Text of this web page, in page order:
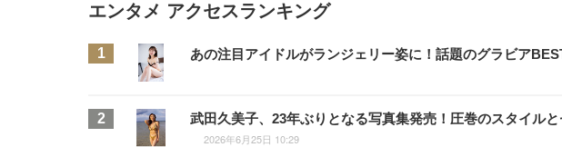
エンタメ アクセスランキング
あの注目アイドルがランジェリー姿に！話題のグラビア
武田久美子、23年ぶりとなる写真集発売！圧巻のスタイル
2026年6月25日 10:29